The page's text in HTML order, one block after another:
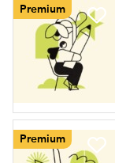
Premium
Premium